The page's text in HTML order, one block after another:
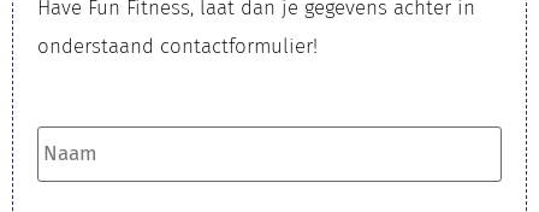
Have Fun Fitness, laat dan je gegevens achter in
onderstaand contactformulier!​
Naam *